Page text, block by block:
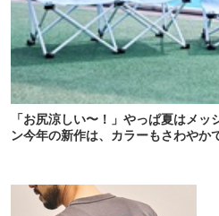
「お尻涼しい〜！」やっぱ夏はメ
ン今年の新作は、カラーもさわやか